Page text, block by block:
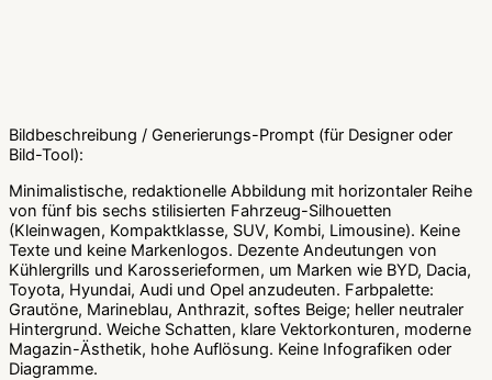
Bildbeschreibung / Generierungs-Prompt (für Designer oder
Bild-Tool):
Minimalistische, redaktionelle Abbildung mit horizontaler Reihe
von fünf bis sechs stilisierten Fahrzeug-Silhouetten
(Kleinwagen, Kompaktklasse, SUV, Kombi, Limousine). Keine
Texte und keine Markenlogos. Dezente Andeutungen von
Kühlergrills und Karosserieformen, um Marken wie BYD, Dacia,
Toyota, Hyundai, Audi und Opel anzudeuten. Farbpalette:
Grautöne, Marineblau, Anthrazit, softes Beige; heller neutraler
Hintergrund. Weiche Schatten, klare Vektorkonturen, moderne
Magazin-Ästhetik, hohe Auflösung. Keine Infografiken oder
Diagramme.